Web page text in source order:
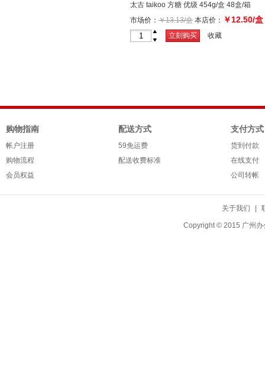
太古 taikoo 方糖 优级 454g/盒 48盒/箱
市场价： ￥13.13/盒 本店价： ￥12.50/盒
-
立刻购买 收藏
购物指南
帐户注册
购物流程
会员权益
配送方式
59免运费
配送收费标准
支付方式
货到付款
在线支付
公司转帐
关于我们
Copyright © 2015 广州办